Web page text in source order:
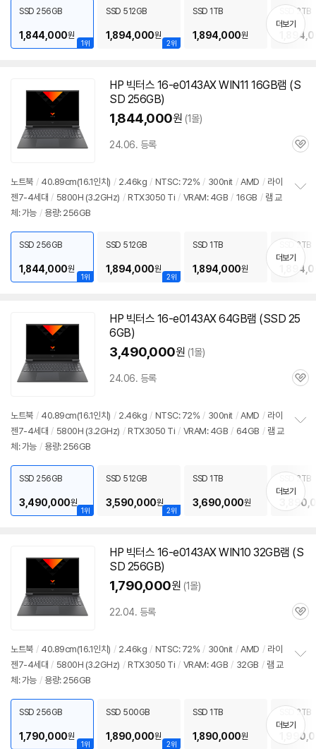
치
기
1위
SSD 256GB
1,844,000원
2위
SSD 512GB
1,894,000원
SSD 1TB
1,894,000원
SSD 2TB
더보기
HP 빅터스 16-e0143AX WIN11 16GB램 (S
SD 256GB)
1,844,000원 (1몰)
24.06. 등록
관
노트북 / 40.89cm(16.1인치) / 2.46kg / NTSC: 72% / 300nit / AMD / 라이
젠7-4세대 / 5800H (3.2GHz) / RTX3050 Ti / VRAM: 4GB / 16GB / 램 교
체: 가능 / 용량: 256GB
치
기
1위
SSD 256GB
1,844,000원
2위
SSD 512GB
1,894,000원
SSD 1TB
1,894,000원
SSD 2TB
더보기
HP 빅터스 16-e0143AX 64GB램 (SSD 25
6GB)
3,490,000원 (1몰)
24.06. 등록
관
노트북 / 40.89cm(16.1인치) / 2.46kg / NTSC: 72% / 300nit / AMD / 라이
젠7-4세대 / 5800H (3.2GHz) / RTX3050 Ti / VRAM: 4GB / 64GB / 램 교
체: 가능 / 용량: 256GB
치
기
1위
SSD 256GB
3,490,000원
2위
SSD 512GB
3,590,000원
SSD 1TB
3,690,000원
SSD 2TB
더보기
HP 빅터스 16-e0143AX WIN10 32GB램 (S
SD 256GB)
1,790,000원 (1몰)
22.04. 등록
관
노트북 / 40.89cm(16.1인치) / 2.46kg / NTSC: 72% / 300nit / AMD / 라이
젠7-4세대 / 5800H (3.2GHz) / RTX3050 Ti / VRAM: 4GB / 32GB / 램 교
체: 가능 / 용량: 256GB
치
기
1위
SSD 256GB
1,790,000원
2위
SSD 500GB
1,890,000원
SSD 1TB
1,890,000원
SSD 2TB
더보기